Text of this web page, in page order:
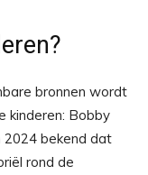
bronnen wordt
kinderen: Bobby
2024 bekend dat
rond de